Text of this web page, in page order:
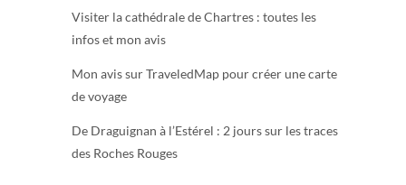
Visiter la cathédrale de Chartres : toutes les
infos et mon avis
Mon avis sur TraveledMap pour créer une carte
de voyage
De Draguignan à l’Estérel : 2 jours sur les traces
des Roches Rouges